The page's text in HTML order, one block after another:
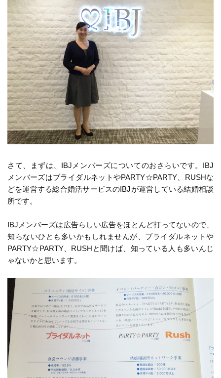
さて、まずは、IBJメンバーズについてのおさらいです。IBJ
メンバーズはブライダルネットやPARTY☆PARTY、RUSHな
どを運営する総合婚活サービスのIBJが運営している結婚相談
所です。
IBJメンバーズは広告らしい広告をほとんど打ってないので、
知らないひとも多いかもしれませんが、ブライダルネットや
PARTY☆PARTY、RUSHと聞けば、知っている人も多いんじ
ゃないかと思います。